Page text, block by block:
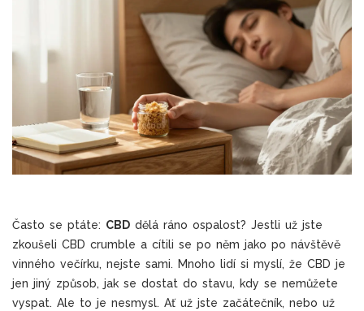
Často se ptáte: CBD dělá ráno ospalost? Jestli už jste
zkoušeli CBD crumble a cítili se po něm jako po návštěvě
vinného večírku, nejste sami. Mnoho lidí si myslí, že CBD je
jen jiný způsob, jak se dostat do stavu, kdy se nemůžete
vyspat. Ale to je nesmysl. Ať už jste začátečník, nebo už